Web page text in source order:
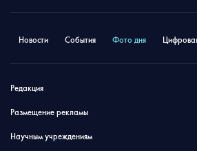
Новости События Фото дня
Редакция
Размещение рекламы
Научным учреждениям